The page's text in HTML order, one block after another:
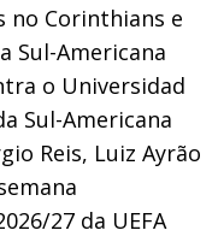
no Corinthians e
Sul-Americana
o Universidad
Sul-Americana
Reis, Luiz Ayrão
27 da UEFA